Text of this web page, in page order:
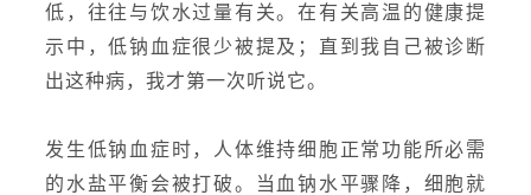
低，往往与饮水过量有关。在有关高温的健康提
示中，低钠血症很少被提及；直到我自己被诊断
出这种病，我才第一次听说它。
发生低钠血症时，人体维持细胞正常功能所必需
的水盐平衡会被打破。当血钠水平骤降，细胞就